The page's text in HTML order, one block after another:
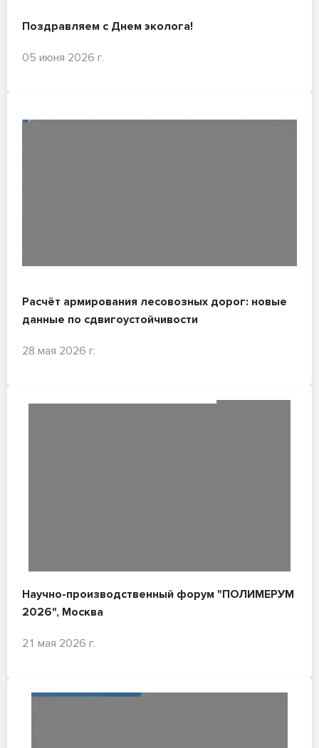
Поздравляем с Днем эколога!
05 июня 2026 г.
Расчёт армирования лесовозных дорог: новые
данные по сдвигоустойчивости
28 мая 2026 г.
Научно-производственный форум "ПОЛИМЕРУМ
2026", Москва
21 мая 2026 г.